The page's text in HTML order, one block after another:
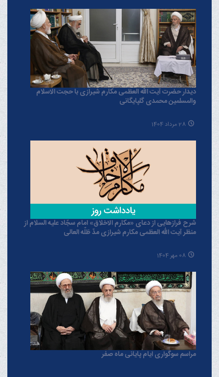
دیدار حضرت آیت الله العظمی مکارم شیرازی با حجت الاسلام
والمسلمین محمدی گلپایگانی
28 مرداد 1404
شرح فرازهایی از دعای «مکارم الاخلاق» امام سجّاد علیه السلام از
منظر آیت الله العظمی مکارم شیرازی مدّ ظلّه العالی
08 مهر 1404
مراسم سوگواری ایام پایانی ماه صفر